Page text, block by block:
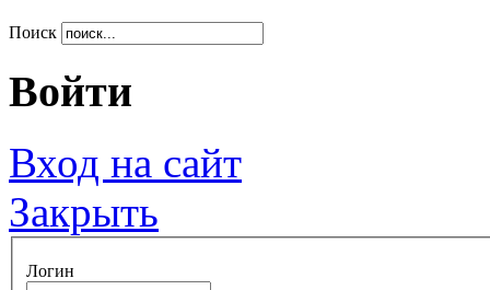
Поиск
Войти
Вход на сайт
Закрыть
Логин